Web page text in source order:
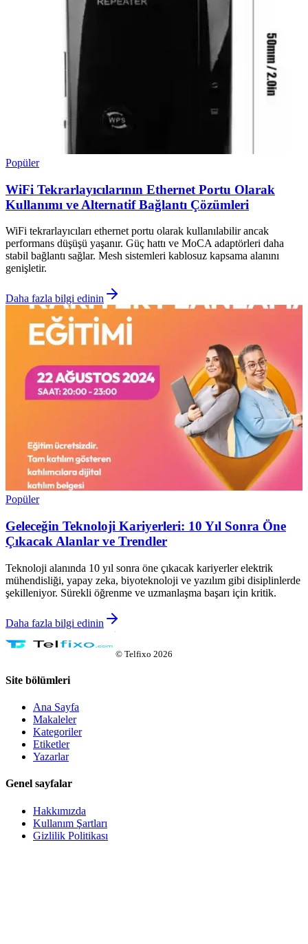
Popüler
WiFi Tekrarlayıcılarının Ethernet Portu Olarak
Kullanımı ve Alternatif Bağlantı Çözümleri
WiFi tekrarlayıcıları ethernet portu olarak kullanılabilir ancak
performans düşüşü yaşanır. Güç hattı ve MoCA adaptörleri daha
stabil bağlantı sağlar. Mesh sistemleri kablosuz kapsama alanını
genişletir.
Daha fazla bilgi edinin
Popüler
Geleceğin Teknoloji Kariyerleri: 10 Yıl Sonra Öne
Çıkacak Alanlar ve Trendler
Teknoloji alanında 10 yıl sonra öne çıkacak kariyerler elektrik
mühendisliği, yapay zeka, biyoteknoloji ve yazılım gibi disiplinlerde
şekilleniyor. Sürekli öğrenme ve uzmanlaşma başarı için kritik.
Daha fazla bilgi edinin
© Telfixo 2026
Site bölümleri
Ana Sayfa
Makaleler
Kategoriler
Etiketler
Yazarlar
Genel sayfalar
Hakkımızda
Kullanım Şartları
Gizlilik Politikası